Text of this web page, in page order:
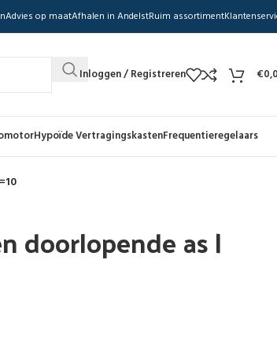
Advies op maatAfhalen in AndelstRuim assortiment
Inloggen / Registreren €
Hypoïde VertragingskastenFrequentieregelaars
doorlopende as |